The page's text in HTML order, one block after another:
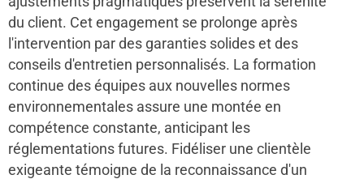
du client. Cet engagement se prolonge après
l'intervention par des garanties solides et des
conseils d'entretien personnalisés. La formation
continue des équipes aux nouvelles normes
environnementales assure une montée en
compétence constante, anticipant les
réglementations futures. Fidéliser une clientèle
exigeante témoigne de la reconnaissance d'un